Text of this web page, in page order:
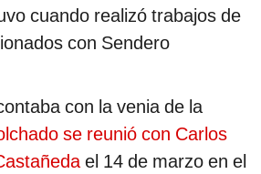
cuando realizó trabajos de
con Sendero
con la venia de la
se reunió con Carlos
el 14 de marzo en el